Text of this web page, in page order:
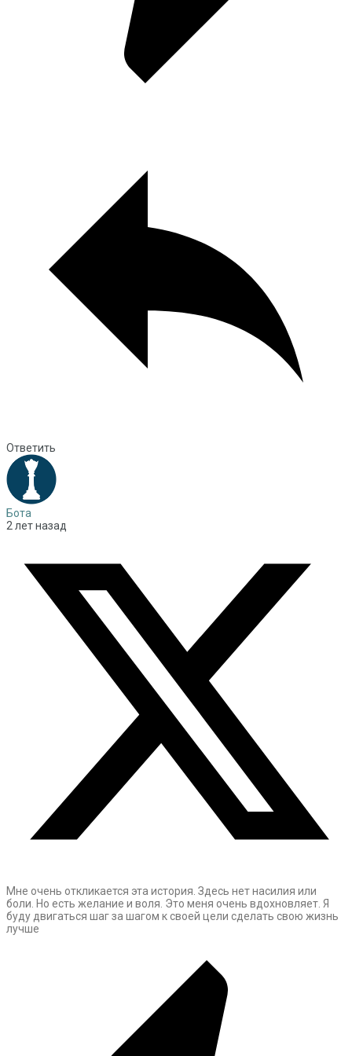
Ответить
Бота
2 лет назад
Мне очень откликается эта история. Здесь нет насилия или
боли. Но есть желание и воля. Это меня очень вдохновляет. Я
буду двигаться шаг за шагом к своей цели сделать свою жизнь
лучше